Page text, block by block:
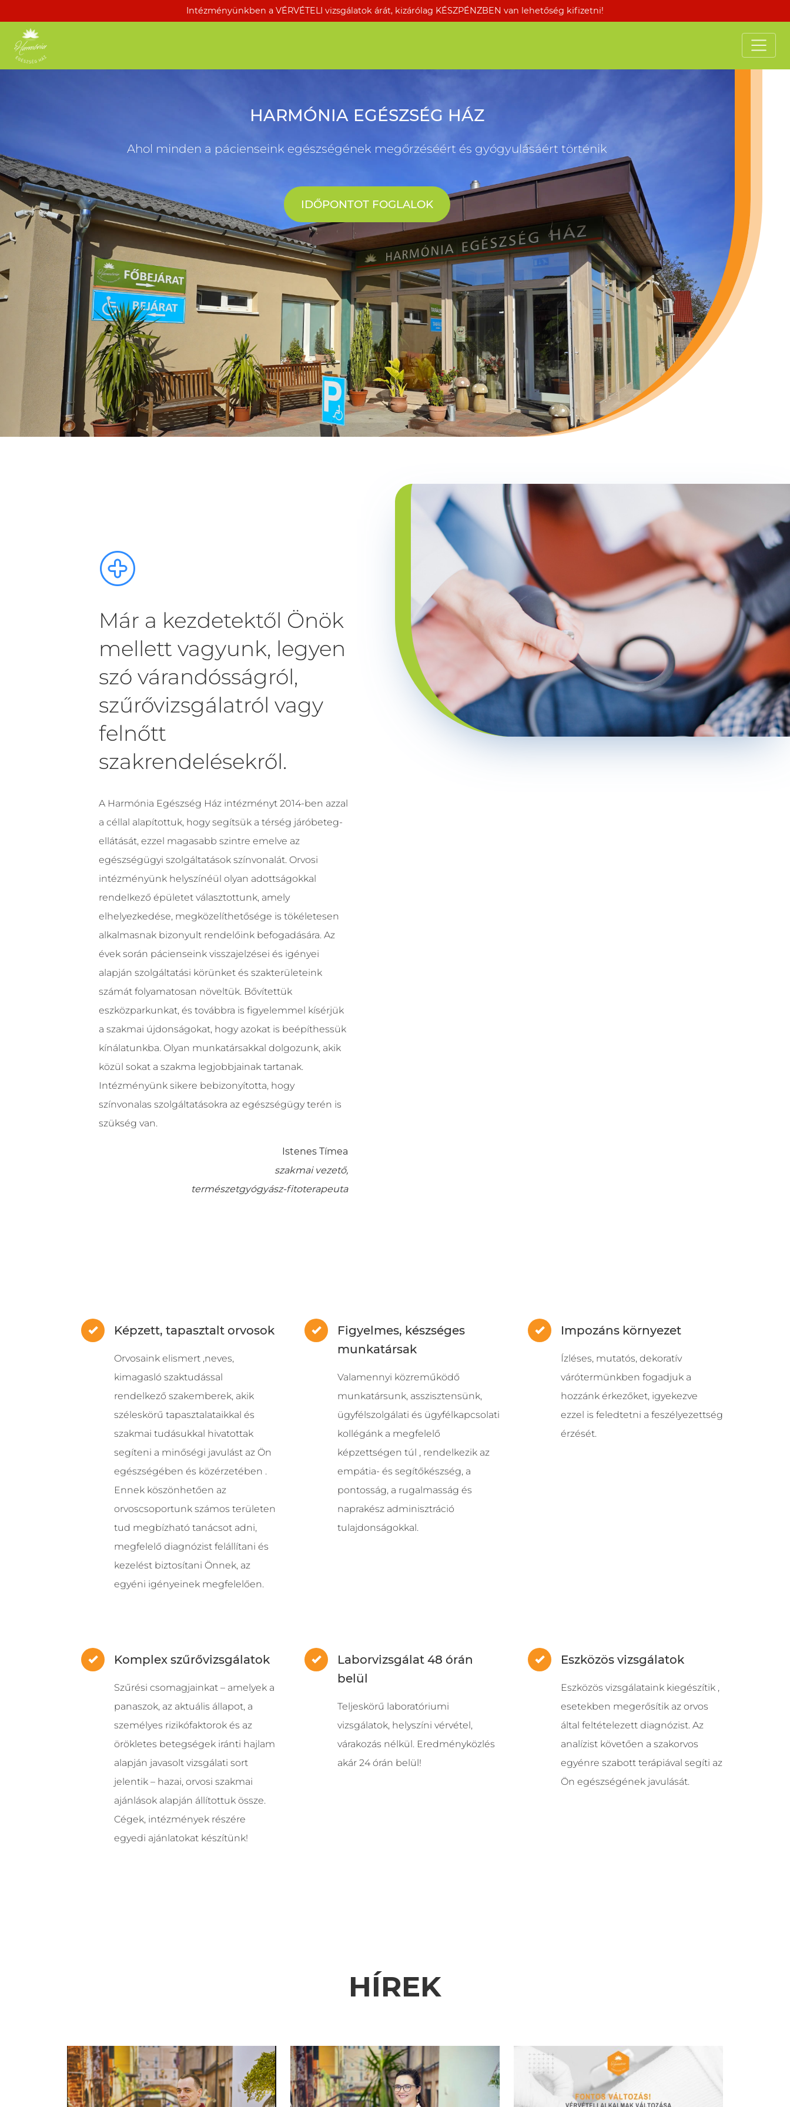
Intézményünkben a VÉRVÉTELI vizsgálatok árát, kizárólag KÉSZPÉNZBEN van lehetőség kifizetni!
HARMÓNIA EGÉSZSÉG HÁZ
Ahol minden a pácienseink egészségének megőrzéséért és gyógyulásáért történik
IDŐPONTOT FOGLALOK
Már a kezdetektől Önök
mellett vagyunk, legyen
szó várandósságról,
szűrővizsgálatról vagy
felnőtt
szakrendelésekről.
A Harmónia Egészség Ház intézményt 2014-ben azzal
a céllal alapítottuk, hogy segítsük a térség járóbeteg-
ellátását, ezzel magasabb szintre emelve az
egészségügyi szolgáltatások színvonalát. Orvosi
intézményünk helyszínéül olyan adottságokkal
rendelkező épületet választottunk, amely
elhelyezkedése, megközelíthetősége is tökéletesen
alkalmasnak bizonyult rendelőink befogadására. Az
évek során pácienseink visszajelzései és igényei
alapján szolgáltatási körünket és szakterületeink
számát folyamatosan növeltük. Bővítettük
eszközparkunkat, és továbbra is figyelemmel kísérjük
a szakmai újdonságokat, hogy azokat is beépíthessük
kínálatunkba. Olyan munkatársakkal dolgozunk, akik
közül sokat a szakma legjobbjainak tartanak.
Intézményünk sikere bebizonyította, hogy
színvonalas szolgáltatásokra az egészségügy terén is
szükség van.
Istenes Tímea
szakmai vezető,
természetgyógyász-fitoterapeuta
Képzett, tapasztalt orvosok
Orvosaink elismert ,neves,
kimagasló szaktudással
rendelkező szakemberek, akik
széleskörű tapasztalataikkal és
szakmai tudásukkal hivatottak
segíteni a minőségi javulást az Ön
egészségében és közérzetében .
Ennek köszönhetően az
orvoscsoportunk számos területen
tud megbízható tanácsot adni,
megfelelő diagnózist felállítani és
kezelést biztosítani Önnek, az
egyéni igényeinek megfelelően.
Figyelmes, készséges
munkatársak
Valamennyi közreműködő
munkatársunk, asszisztensünk,
ügyfélszolgálati és ügyfélkapcsolati
kollégánk a megfelelő
képzettségen túl , rendelkezik az
empátia- és segítőkészség, a
pontosság, a rugalmasság és
naprakész adminisztráció
tulajdonságokkal.
Impozáns környezet
Ízléses, mutatós, dekoratív
várótermünkben fogadjuk a
hozzánk érkezőket, igyekezve
ezzel is feledtetni a feszélyezettség
érzését.
Komplex szűrővizsgálatok
Szűrési csomagjainkat – amelyek a
panaszok, az aktuális állapot, a
személyes rizikófaktorok és az
örökletes betegségek iránti hajlam
alapján javasolt vizsgálati sort
jelentik – hazai, orvosi szakmai
ajánlások alapján állítottuk össze.
Cégek, intézmények részére
egyedi ajánlatokat készítünk!
Laborvizsgálat 48 órán
belül
Teljeskörű laboratóriumi
vizsgálatok, helyszíni vérvétel,
várakozás nélkül. Eredményközlés
akár 24 órán belül!
Eszközös vizsgálatok
Eszközös vizsgálataink kiegészítik ,
esetekben megerősítik az orvos
által feltételezett diagnózist. Az
analízist követően a szakorvos
egyénre szabott terápiával segíti az
Ön egészségének javulását.
HÍREK